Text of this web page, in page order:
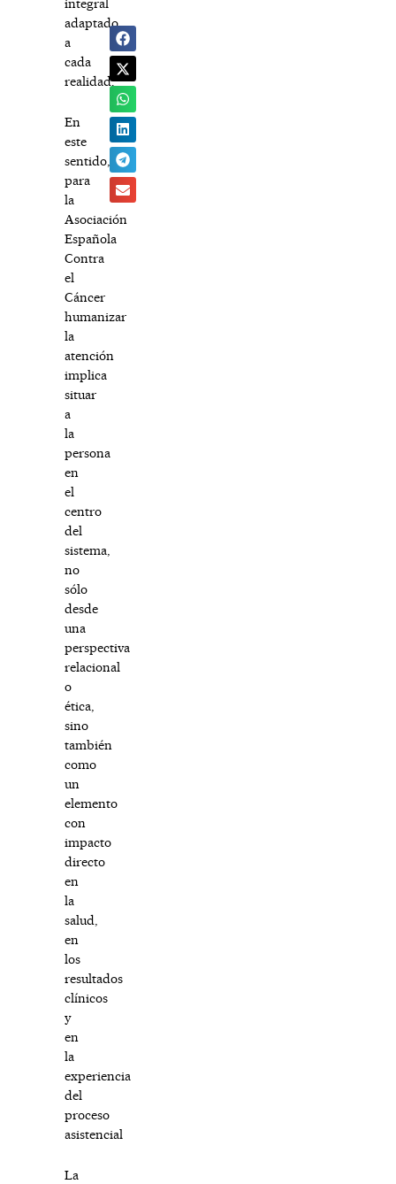
integral
adaptado
a
cada
realidad.
En
este
sentido,
para
la
Asociación
Española
Contra
el
Cáncer
humanizar
la
atención
implica
situar
a
la
persona
en
el
centro
del
sistema,
no
sólo
desde
una
perspectiva
relacional
o
ética,
sino
también
como
un
elemento
con
impacto
directo
en
la
salud,
en
los
resultados
clínicos
y
en
la
experiencia
del
proceso
asistencial
La